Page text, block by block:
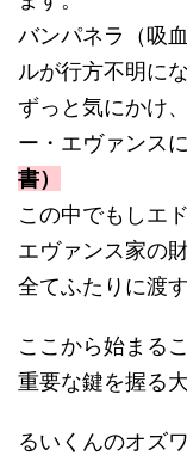
バンパネラ（吸
ルが行方不明に
ずっと気にかけ
ー・エヴァンス
書）
この中でもしエ
エヴァンス家の
全てふたりに渡
ここから始まる
重要な鍵を握る
るいくんのオズ